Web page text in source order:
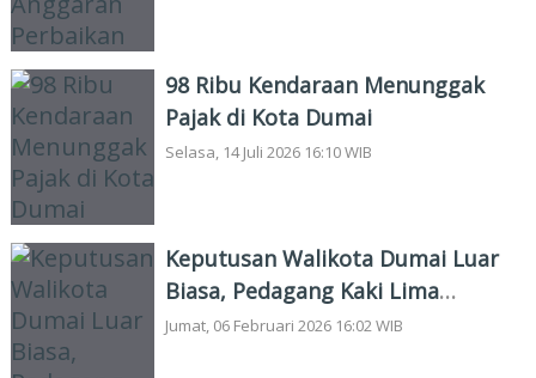
98 Ribu Kendaraan Menunggak
Pajak di Kota Dumai
Selasa, 14 Juli 2026 16:10 WIB
Keputusan Walikota Dumai Luar
Biasa, Pedagang Kaki Lima
Bahagia
Jumat, 06 Februari 2026 16:02 WIB